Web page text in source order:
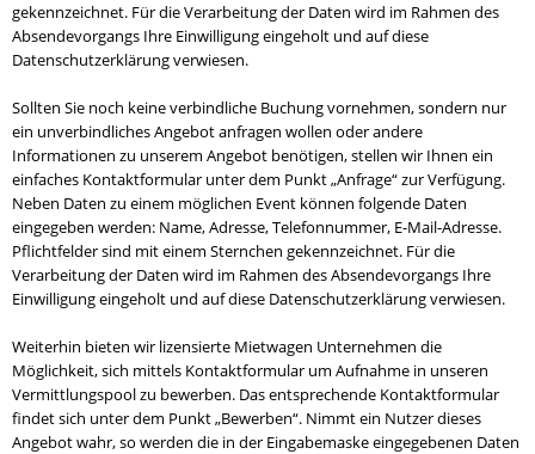
gekennzeichnet. Für die Verarbeitung der Daten wird im Rahmen des
Absendevorgangs Ihre Einwilligung eingeholt und auf diese
Datenschutzerklärung verwiesen.
Sollten Sie noch keine verbindliche Buchung vornehmen, sondern nur
ein unverbindliches Angebot anfragen wollen oder andere
Informationen zu unserem Angebot benötigen, stellen wir Ihnen ein
einfaches Kontaktformular unter dem Punkt „Anfrage“ zur Verfügung.
Neben Daten zu einem möglichen Event können folgende Daten
eingegeben werden: Name, Adresse, Telefonnummer, E-Mail-Adresse.
Pflichtfelder sind mit einem Sternchen gekennzeichnet. Für die
Verarbeitung der Daten wird im Rahmen des Absendevorgangs Ihre
Einwilligung eingeholt und auf diese Datenschutzerklärung verwiesen.
Weiterhin bieten wir lizensierte Mietwagen Unternehmen die
Möglichkeit, sich mittels Kontaktformular um Aufnahme in unseren
Vermittlungspool zu bewerben. Das entsprechende Kontaktformular
findet sich unter dem Punkt „Bewerben“. Nimmt ein Nutzer dieses
Angebot wahr, so werden die in der Eingabemaske eingegebenen Daten